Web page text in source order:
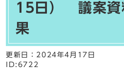
15日） 議案資
果
更新日： 2024年4月17日
ID:6722